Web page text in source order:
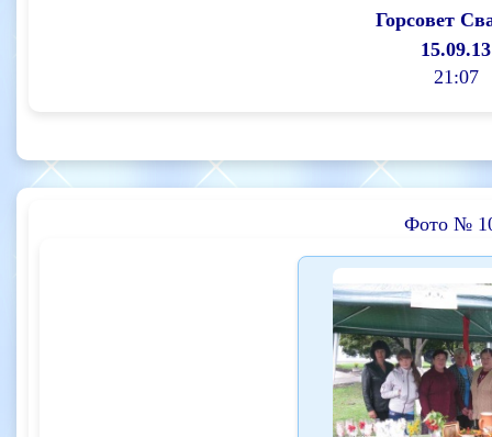
Горсовет
15.09.13
21:07
Фото №